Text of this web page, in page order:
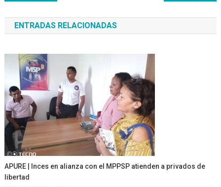
de
entradas
ENTRADAS RELACIONADAS
APURE | Inces en alianza con el MPPSP atienden a privados de
libertad